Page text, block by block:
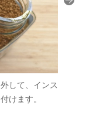
して、インス
けます。